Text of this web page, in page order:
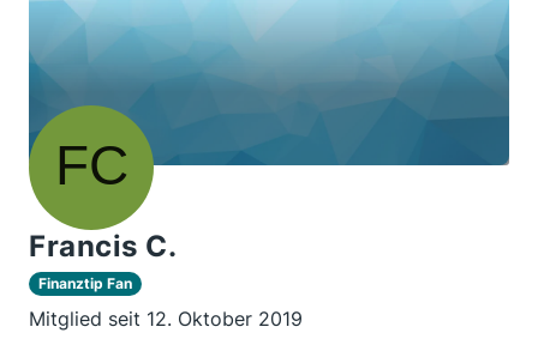
Francis C.
Finanztip Fan
Mitglied seit 12. Oktober 2019